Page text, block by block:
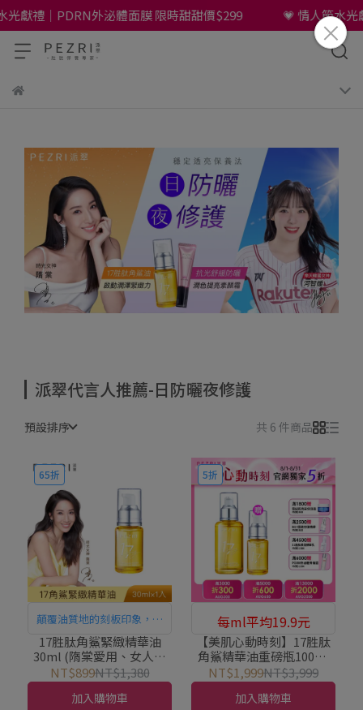
獻禮｜PDRN外泌體面膜 限時甜甜價$299 💗 情人節水光
派翠代言人推薦-日防曬夜修護
預設排序 共 6 件商品
65折
顛覆油質地的刻板印象，高
親膚性輕油質地
17胜肽角鯊緊緻精華油
30ml (隋棠愛用、女人我
最大節目推薦、純素輕油
保養)｜PEZRI派翠胜肽保
養專家
NT$899NT$1,380
加入購物車
5折
每ml平均19.9元
【美肌心動時刻】17胜肽
角鯊精華油重磅瓶100ml
(純素輕油保養)｜PEZRI派
翠胜肽保養專家
NT$1,999NT$3,999
加入購物車